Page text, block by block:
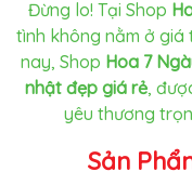
Đừng lo! Tại Shop
tình không nằm ở giá
nay, Shop Hoa 7
nhật đẹp giá rẻ,
yêu thương
Sản